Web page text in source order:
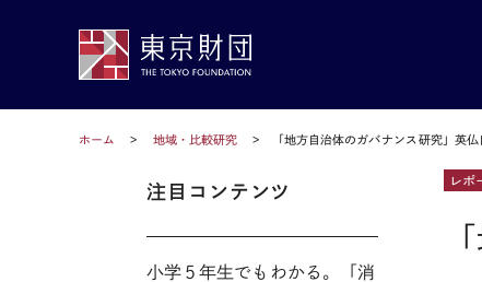
ホーム 地域・比較研究 「地方自治体のガバナンス研究」英
レポ
注目コンテンツ
小学５年生でもわかる。「消